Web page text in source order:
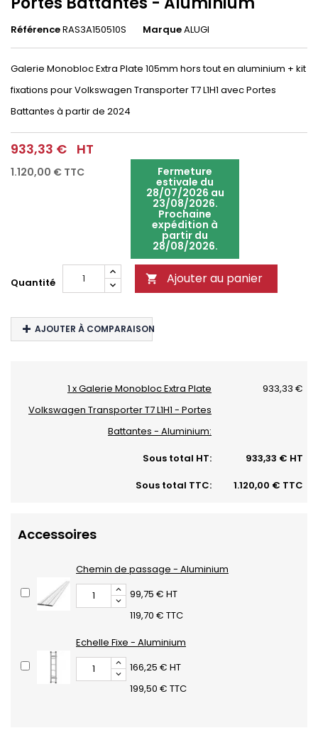
RéférenceRAS3A150510S MarqueALUGI
Galerie Monobloc Extra Plate 105mm hors tout en aluminium + kit
fixations pour Volkswagen Transporter T7 L1H1 avec Portes
Battantes à partir de 2024
933,33 € HT
1.120,00 € TTC Fermeture
estivale du
28/07/2026 au
23/08/2026.
Prochaine
expédition à
partir du
28/08/2026.
Quantité  Ajouter au panier
AJOUTER À COMPARAISON
1 x Galerie Monobloc Extra Plate
Volkswagen Transporter T7 L1H1 - Portes
Battantes - Aluminium:
933,33 €
Sous total HT:
933,33 € HT
Sous total TTC:
1.120,00 € TTC
Accessoires
Chemin de passage - Aluminium
99,75 € HT
119,70 € TTC
Echelle Fixe - Aluminium
166,25 € HT
199,50 € TTC